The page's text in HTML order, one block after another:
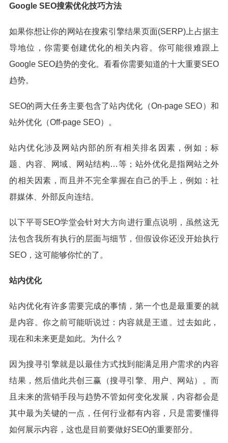
Google SEO搜索优化技巧方法
如果你想让你的网站在搜索引擎结果页面(SERP)上占据主
导地位，你需要创建优化的相关内容。你可能很难跟上
Google SEO趋势的变化。看看你需要知道的十大重要SEO
趋势。
SEO的两大任务主要包含了站内优化（On-page SEO）和
站外优化（Off-page SEO）。
站内优化涉及网站内部的所有相关排名因素，例如；标
题、内容、网域、网站结构…等；站外优化是指网站之外
的相关因素，而且并不完全掌握在自己的手上，例如：社
群媒体、外部反向连结。
以下平哥SEO学堂会针对大方向进行重点说明，虽然这无
法包含我所有执行的层面与细节，但假设你还没开始执行
SEO，这可能够你忙的了。
站内优化
站内优化有许多需要完成的事情，第一个也是最重要的就
是内容。你之前可能听说过：内容就是王道。过去如此，
现在和未来更是如此。为什么？
因为搜寻引擎就是以最佳方式找到能满足用户需求的内容
结果，然后借此共创三赢（搜寻引擎、用户、网站）。而
且未来的营销手段与趋势不管如何变化发展，内容都会是
其中最为关键的一点，任何行业都有内容，只是需要懂得
如何展示内容，这也是目前要做好SEO的重要部分。